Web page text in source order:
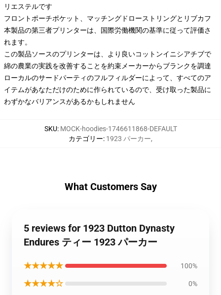
リエステルです
フロントポーチポケット、マッチングドローストリングとリブカフ
本製品の第三者プリンターは、国際労働機関の基準に従って評価さ
れます。
この製品ソースのプリンターは、より良いコットンイニシアチブで
綿の農業の実践を改善することを約束メーカーからブランクを調達
ローカルのサードパーティのフルフィルダーによって、すべてのア
イテムがあなただけのために作られているので、受け取った製品に
わずかなバリアンスがあるかもしれません
SKU: MOCK-hoodies-1746611868-DEFAULT
カテゴリー: 1923 パーカー,
What Customers Say
5 reviews for 1923 Dutton Dynasty
Endures ティー 1923 パーカー
★★★★★ 100%
★★★★☆ 0%